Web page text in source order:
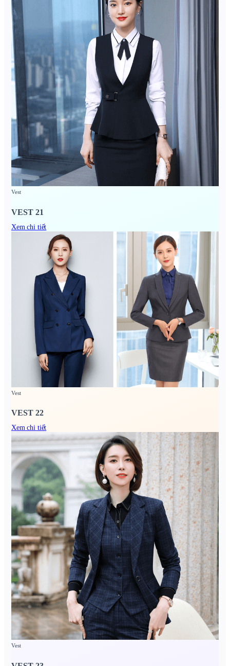
Vest
VEST 21
Xem chi tiết
Vest
VEST 22
Xem chi tiết
Vest